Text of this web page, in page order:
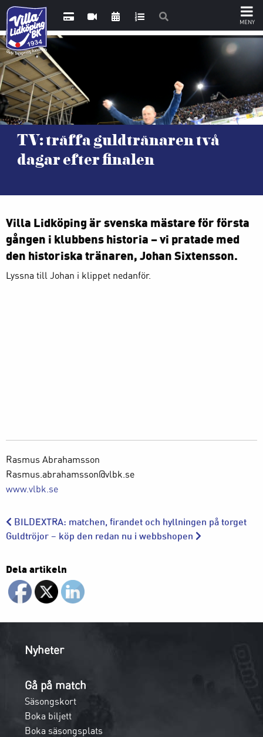
TV: träffa guldtränaren två
dagar efter finalen
Villa Lidköping är svenska mästare för första
gången i klubbens historia – vi pratade med
den historiska tränaren, Johan Sixtensson.
Lyssna till Johan i klippet nedanför.
Rasmus Abrahamsson
Rasmus.abrahamsson@vlbk.se
www.vlbk.se
BILDEXTRA: matchen, firandet och hyllningen på torget
Guldtröjor – köp den redan nu i webbshopen
Dela artikeln
Nyheter
Gå på match
Säsongskort
Boka biljett
Boka säsongsplats